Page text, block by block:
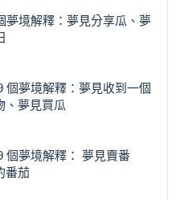
夢境解釋：夢見分享瓜、夢
個夢境解釋：夢見收到一個
、夢見買瓜
個夢境解釋： 夢見賣番
番茄